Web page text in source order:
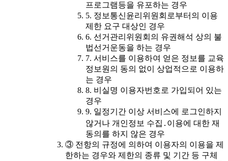
프로그램등을 유포하는 경우
5. 정보통신윤리위원회로부터의 이용
제한 요구 대상인 경우
6. 선거관리위원회의 유권해석 상의 불
법선거운동을 하는 경우
7. 서비스를 이용하여 얻은 정보를 교육
정보원의 동의 없이 상업적으로 이용하
는 경우
8. 비실명 이용자번호로 가입되어 있는
경우
9. 일정기간 이상 서비스에 로그인하지
않거나 개인정보 수집․이용에 대한 재
동의를 하지 않은 경우
③ 전항의 규정에 의하여 이용자의 이용을 제
한하는 경우와 제한의 종류 및 기간 등 구체